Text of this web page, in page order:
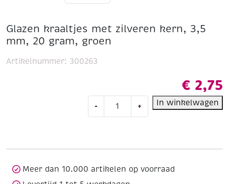
Glazen kraaltjes met zilveren kern, 3,5
mm, 20 gram, groen
€ 2,75
-
kraaltjes
mm,
+ In winkelwagen
Artikelnummer: 300263
Meer dan 10.000 artikelen op voorraad